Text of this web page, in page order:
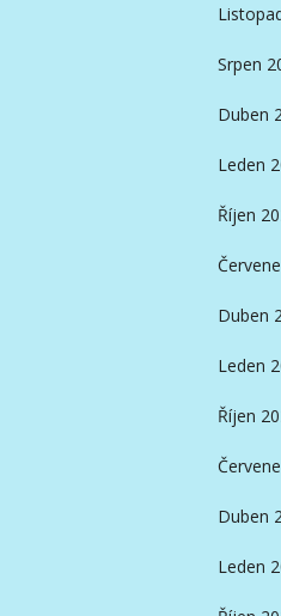
Srpen
Duben
Leden
Říjen
Duben
Leden
Říjen
Duben
Leden